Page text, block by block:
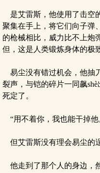
是艾雷斯，他使用了击空
聚集在手上，将它们向子弹
的枪械相比，威力比不上炮
但，这是人类锻炼身体的极
易尘没有错过机会，他抽
裂声，与铠的碎片一同飙
死定了。
“用不着你，我也能干掉他
但艾雷斯没有理会易尘的
他走到了那个人的身边，